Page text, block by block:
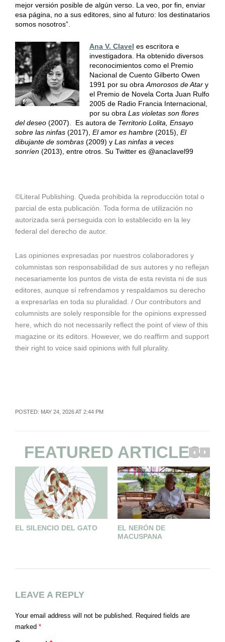
mejor versión posible de algún verso. La veo, por fin, enviar
esa página, no a sus editores, sino al futuro: los destinatarios
somos nosotros”.
Ana V. Clavel es escritora e
investigadora. Ha obtenido diversos
reconocimientos como el Premio
Nacional de Cuento Gilberto Owen
1991 por su obra Amorosos de Atary
el Premio de Novela Corta Juan Rulfo
2005 de Radio Francia Internacional,
por su obra Las violetas son flores
del deseo(2007). Es autora de Territorio Lolita, Ensayo
sobre las ninfas(2017), El amor es hambre(2015), El
dibujante de sombras(2009) y Las ninfas a veces
sonríen(2013), entre otros. Su Twitter es @anaclavel99
©Literal Publishing. Queda prohibida la reproducción total o
parcial de esta publicación. Toda forma de utilización no
autorizada será perseguida con lo establecido en la ley
federal del derecho de autor.
Las opiniones expresadas por nuestros colaboradores y
columnistas son responsabilidad de sus autores y no reflejan
necesariamente los puntos de vista de esta revista ni de sus
editores, aunque sí refrendamos y respaldamos su derecho
a expresarlas en toda su pluralidad. / Our contributors and
columnists are solely responsible for the opinions expressed
here, which do not necessarily reflect the point of view of this
magazine or its editors. However, we do reaffirm and support
their right to voice said opinions with full plurality.
POSTED: MAY 24, 2026 AT 2:44 PM
FEATURED ARTICLES
EL SILENCIO DEL GATO
EL NERÓN DE
MACUSPANA
LEAVE A REPLY
Your email address will not be published.
Required fields are
marked *